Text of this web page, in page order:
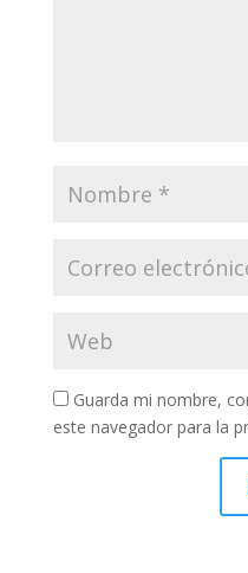
Guarda mi nombre,
este navegador para la